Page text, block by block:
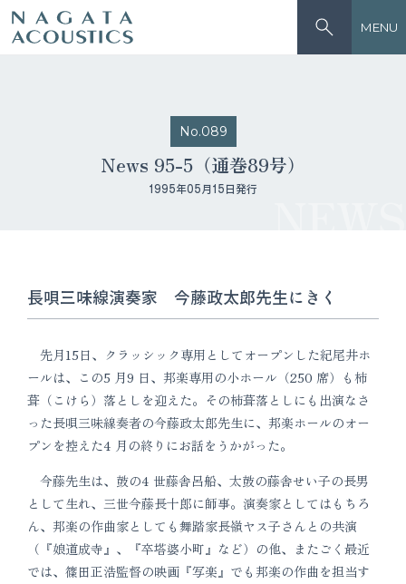
MENU
No.089
News 95-5（通巻89号）
1995年05月15日発行
長唄三味線演奏家 今藤政太郎先生にきく
先月15日、クラッシック専用としてオープンした紀尾井ホ
ールは、この5 月9 日、邦楽専用の小ホール（250 席）も柿
葺（こけら）落としを迎えた。その柿葺落としにも出演なさ
った長唄三味線奏者の今藤政太郎先生に、邦楽ホールのオー
プンを控えた4 月の終りにお話をうかがった。
今藤先生は、鼓の4 世藤舎呂船、太鼓の藤舎せい子の長男
として生れ、三世今藤長十郎に師事。演奏家としてはもちろ
ん、邦楽の作曲家としても舞踏家長嶺ヤス子さんとの共演
（『娘道成寺』、『卒塔婆小町』など）の他、またごく最近
では、篠田正浩監督の映画『写楽』でも邦楽の作曲を担当す